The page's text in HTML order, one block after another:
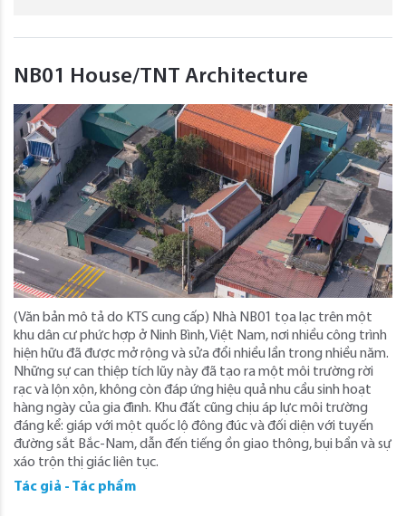
NB01 House/TNT Architecture
(Văn bản mô tả do KTS cung cấp) Nhà NB01 tọa lạc trên một
khu dân cư phức hợp ở Ninh Bình, Việt Nam, nơi nhiều công trình
hiện hữu đã được mở rộng và sửa đổi nhiều lần trong nhiều năm.
Những sự can thiệp tích lũy này đã tạo ra một môi trường rời
rạc và lộn xộn, không còn đáp ứng hiệu quả nhu cầu sinh hoạt
hàng ngày của gia đình. Khu đất cũng chịu áp lực môi trường
đáng kể: giáp với một quốc lộ đông đúc và đối diện với tuyến
đường sắt Bắc-Nam, dẫn đến tiếng ồn giao thông, bụi bẩn và sự
xáo trộn thị giác liên tục.
Tác giả - Tác phẩm